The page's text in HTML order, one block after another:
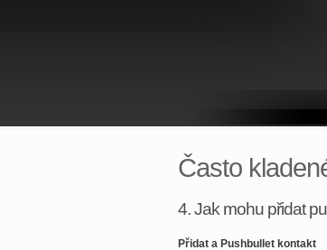
Často
4. Jak mohu přidat
Přidat a Pushbullet kontakt